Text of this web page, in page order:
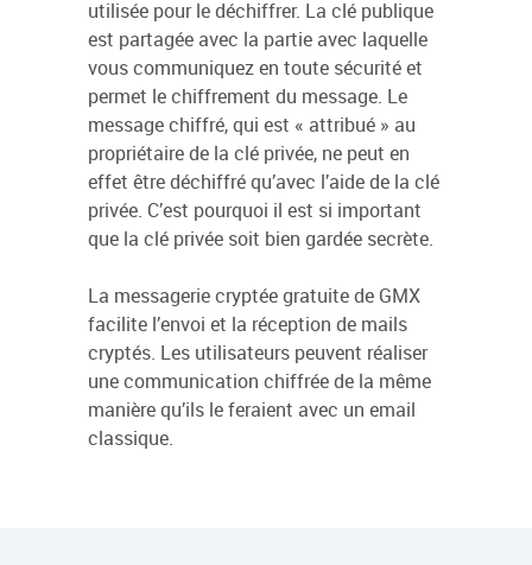
utilisée pour le déchiffrer. La clé publique
est partagée avec la partie avec laquelle
vous communiquez en toute sécurité et
permet le chiffrement du message. Le
message chiffré, qui est « attribué » au
propriétaire de la clé privée, ne peut en
effet être déchiffré qu’avec l’aide de la clé
privée. C’est pourquoi il est si important
que la clé privée soit bien gardée secrète.
La messagerie cryptée gratuite de GMX
facilite l’envoi et la réception de mails
cryptés. Les utilisateurs peuvent réaliser
une communication chiffrée de la même
manière qu’ils le feraient avec un email
classique.